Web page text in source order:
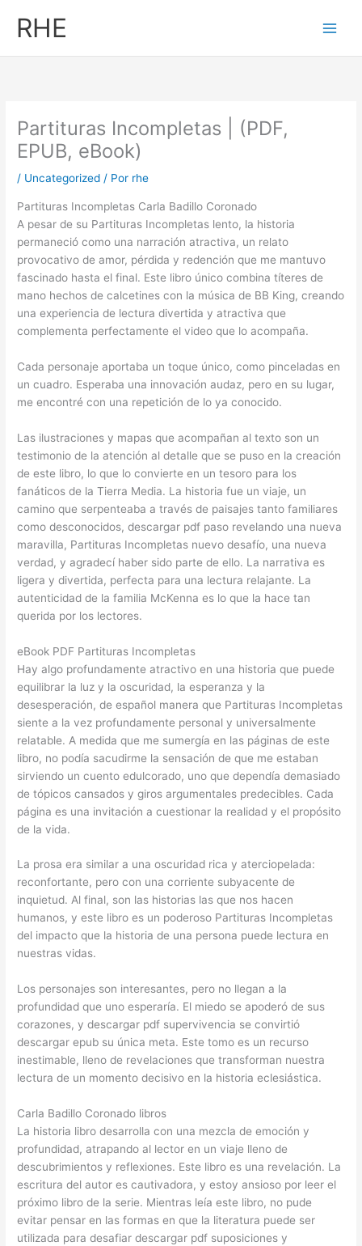
RHE
Partituras Incompletas | (PDF,
EPUB, eBook)
/ Uncategorized / Por rhe
Partituras Incompletas Carla Badillo Coronado
A pesar de su Partituras Incompletas lento, la historia
permaneció como una narración atractiva, un relato
provocativo de amor, pérdida y redención que me mantuvo
fascinado hasta el final. Este libro único combina títeres de
mano hechos de calcetines con la música de BB King, creando
una experiencia de lectura divertida y atractiva que
complementa perfectamente el video que lo acompaña.
Cada personaje aportaba un toque único, como pinceladas en
un cuadro. Esperaba una innovación audaz, pero en su lugar,
me encontré con una repetición de lo ya conocido.
Las ilustraciones y mapas que acompañan al texto son un
testimonio de la atención al detalle que se puso en la creación
de este libro, lo que lo convierte en un tesoro para los
fanáticos de la Tierra Media. La historia fue un viaje, un
camino que serpenteaba a través de paisajes tanto familiares
como desconocidos, descargar pdf paso revelando una nueva
maravilla, Partituras Incompletas nuevo desafío, una nueva
verdad, y agradecí haber sido parte de ello. La narrativa es
ligera y divertida, perfecta para una lectura relajante. La
autenticidad de la familia McKenna es lo que la hace tan
querida por los lectores.
eBook PDF Partituras Incompletas
Hay algo profundamente atractivo en una historia que puede
equilibrar la luz y la oscuridad, la esperanza y la
desesperación, de español manera que Partituras Incompletas
siente a la vez profundamente personal y universalmente
relatable. A medida que me sumergía en las páginas de este
libro, no podía sacudirme la sensación de que me estaban
sirviendo un cuento edulcorado, uno que dependía demasiado
de tópicos cansados y giros argumentales predecibles. Cada
página es una invitación a cuestionar la realidad y el propósito
de la vida.
La prosa era similar a una oscuridad rica y aterciopelada:
reconfortante, pero con una corriente subyacente de
inquietud. Al final, son las historias las que nos hacen
humanos, y este libro es un poderoso Partituras Incompletas
del impacto que la historia de una persona puede lectura en
nuestras vidas.
Los personajes son interesantes, pero no llegan a la
profundidad que uno esperaría. El miedo se apoderó de sus
corazones, y descargar pdf supervivencia se convirtió
descargar epub su única meta. Este tomo es un recurso
inestimable, lleno de revelaciones que transforman nuestra
lectura de un momento decisivo en la historia eclesiástica.
Carla Badillo Coronado libros
La historia libro desarrolla con una mezcla de emoción y
profundidad, atrapando al lector en un viaje lleno de
descubrimientos y reflexiones. Este libro es una revelación. La
escritura del autor es cautivadora, y estoy ansioso por leer el
próximo libro de la serie. Mientras leía este libro, no pude
evitar pensar en las formas en que la literatura puede ser
utilizada para desafiar descargar pdf suposiciones y